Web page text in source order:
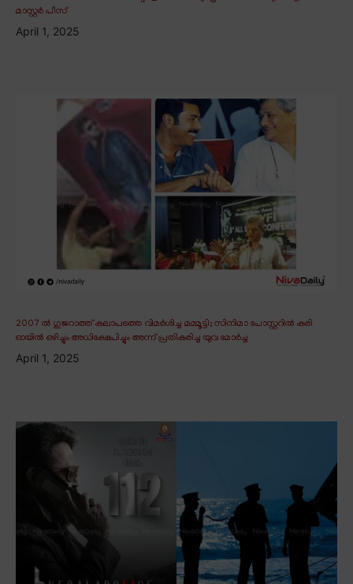
മാസ്റ്റർ പീസ്
April 1, 2025
2007 ൽ ഗുജറാത്ത് കലാപത്തെ വിമർശിച്ച മമ്മൂട്ടി; സിനിമാ പോസ്റ്ററിൽ കരി
ഓയിൽ ഒഴിച്ചും അധിക്ഷേപിച്ചും അന്ന് പ്രതികരിച്ച യുവ മോർച്ച
April 1, 2025